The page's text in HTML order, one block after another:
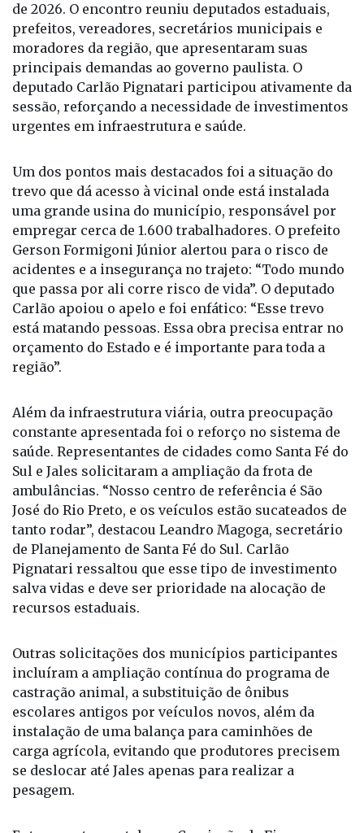
de 2026. O encontro reuniu deputados estaduais,
prefeitos, vereadores, secretários municipais e
moradores da região, que apresentaram suas
principais demandas ao governo paulista. O
deputado Carlão Pignatari participou ativamente da
sessão, reforçando a necessidade de investimentos
urgentes em infraestrutura e saúde.
Um dos pontos mais destacados foi a situação do
trevo que dá acesso à vicinal onde está instalada
uma grande usina do município, responsável por
empregar cerca de 1.600 trabalhadores. O prefeito
Gerson Formigoni Júnior alertou para o risco de
acidentes e a insegurança no trajeto: “Todo mundo
que passa por ali corre risco de vida”. O deputado
Carlão apoiou o apelo e foi enfático: “Esse trevo
está matando pessoas. Essa obra precisa entrar no
orçamento do Estado e é importante para toda a
região”.
Além da infraestrutura viária, outra preocupação
constante apresentada foi o reforço no sistema de
saúde. Representantes de cidades como Santa Fé do
Sul e Jales solicitaram a ampliação da frota de
ambulâncias. “Nosso centro de referência é São
José do Rio Preto, e os veículos estão sucateados de
tanto rodar”, destacou Leandro Magoga, secretário
de Planejamento de Santa Fé do Sul. Carlão
Pignatari ressaltou que esse tipo de investimento
salva vidas e deve ser prioridade na alocação de
recursos estaduais.
Outras solicitações dos municípios participantes
incluíram a ampliação contínua do programa de
castração animal, a substituição de ônibus
escolares antigos por veículos novos, além da
instalação de uma balança para caminhões de
carga agrícola, evitando que produtores precisem
se deslocar até Jales apenas para realizar a
pesagem.